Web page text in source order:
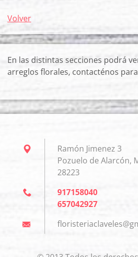
Volver
En las distintas secciones podrá
arreglos florales, contacténos
Ramón Jimenez 3
Pozuelo de Alarcón,
28223
917158040
657042927
floristeriaclave